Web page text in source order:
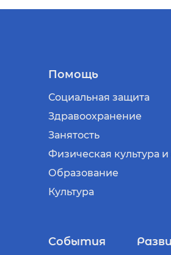
Помощь
Социальная защита
Здравоохранение
Занятость
Физическая культура и
Образование
Культура
События